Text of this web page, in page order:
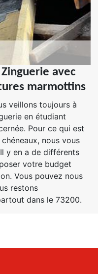
avec
marmottins
veillons toujours à
en étudiant
Pour ce qui est
nous vous
y en a de différents
votre budget
Vous pouvez nous
restons
dans le 73200.